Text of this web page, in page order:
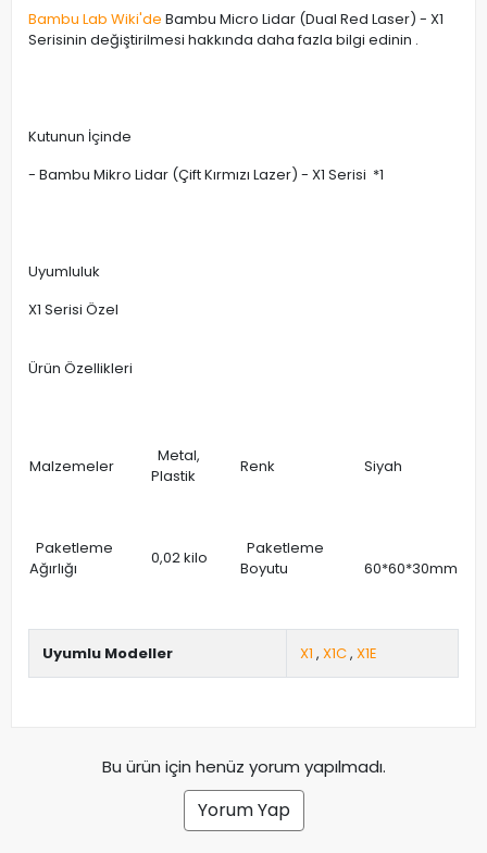
Bambu Lab Wiki'de Bambu Micro Lidar (Dual Red Laser) - X1
Serisinin değiştirilmesi hakkında daha fazla bilgi edinin .
Kutunun İçinde
- Bambu Mikro Lidar (Çift Kırmızı Lazer) - X1 Serisi *1
Uyumluluk
X1 Serisi Özel
Ürün Özellikleri
Malzemeler
Metal,
Plastik
Renk Siyah
Paketleme
Ağırlığı
0,02 kilo
Paketleme
Boyutu
60*60*30mm
Uyumlu Modeller X1 , X1C, X1E
Bu ürün için henüz yorum yapılmadı.
Yorum Yap